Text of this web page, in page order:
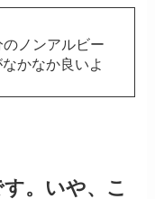
ノンアルビー
なかなか良いよ
。いや、こ